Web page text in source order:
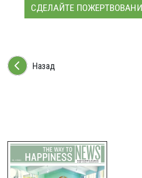
СДЕЛАЙТЕ
Назад